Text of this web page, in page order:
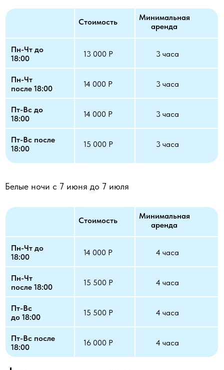
Белые ночи с 7 июня до 7 июля
Пн-Чт до
18:00
14 000 Р
Стоимость
Пн-Чт
после 18:00
Минимальная
аренда
15 500 Р
4 часа
4 часа
Пт-Вс
до 18:00
Пт-Вс после
18:00
15 500 Р 4 часа
16 000 Р 4 часа
Пн-Чт до
18:00
13 000 Р
Стоимость
Пн-Чт
после 18:00
Минимальная
аренда
14 000 Р
3 часа
3 часа
Пт-Вс до
18:00
Пт-Вс после
18:00
14 000 Р 3 часа
15 000 Р 3 часа